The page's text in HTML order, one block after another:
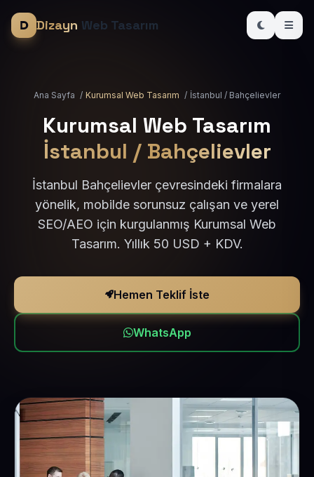
Dizayn Web Tasarım
Ana Sayfa / Kurumsal Web Tasarım / İstanbul / Bahçelievler
Kurumsal Web Tasarım
İstanbul / Bahçelievler
İstanbul Bahçelievler çevresindeki firmalara
yönelik, mobilde sorunsuz çalışan ve yerel
SEO/AEO için kurgulanmış Kurumsal Web
Tasarım. Yıllık 50 USD + KDV.
Hemen Teklif İste
WhatsApp